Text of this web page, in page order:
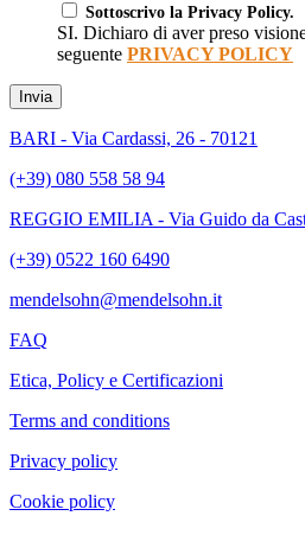
Sottoscrivo la Privacy Policy.
SI. Dichiaro di aver preso
seguente PRIVACY POLICY
Invia
BARI - Via Cardassi, 26 - 70121
(+39) 080 558 58 94
REGGIO EMILIA - Via Guido da
(+39) 0522 160 6490
mendelsohn@mendelsohn.it
FAQ
Etica, Policy e Certificazioni
Terms and conditions
Privacy policy
Cookie policy